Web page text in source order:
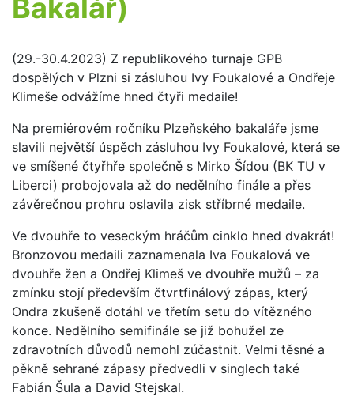
Bakalář)
(29.-30.4.2023) Z republikového turnaje GPB
dospělých v Plzni si zásluhou Ivy Foukalové a Ondřeje
Klimeše odvážíme hned čtyři medaile!
Na premiérovém ročníku Plzeňského bakaláře jsme
slavili největší úspěch zásluhou Ivy Foukalové, která se
ve smíšené čtyřhře společně s Mirko Šídou (BK TU v
Liberci) probojovala až do nedělního finále a přes
závěrečnou prohru oslavila zisk stříbrné medaile.
Ve dvouhře to veseckým hráčům cinklo hned dvakrát!
Bronzovou medaili zaznamenala Iva Foukalová ve
dvouhře žen a Ondřej Klimeš ve dvouhře mužů – za
zmínku stojí především čtvrtfinálový zápas, který
Ondra zkušeně dotáhl ve třetím setu do vítězného
konce. Nedělního semifinále se již bohužel ze
zdravotních důvodů nemohl zúčastnit. Velmi těsné a
pěkně sehrané zápasy předvedli v singlech také
Fabián Šula a David Stejskal.